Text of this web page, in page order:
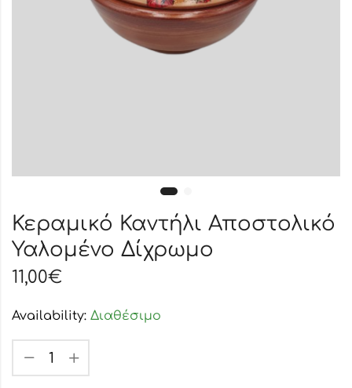
Κεραμικό Καντήλι Αποστολικό
Υαλομένο Δίχρωμο
11,00€
Availability: Διαθέσιμο